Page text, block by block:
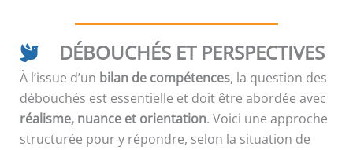
DÉBOUCHÉS ET PERSPECTIVES
À l’issue d’un bilan de compétences, la question des
débouchés est essentielle et doit être abordée avec
réalisme, nuance et orientation. Voici une approche
structurée pour y répondre, selon la situation de